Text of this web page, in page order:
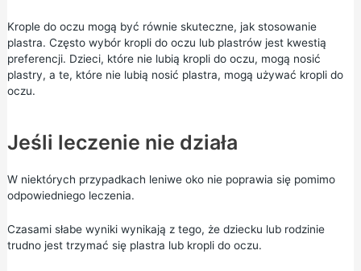
Krople do oczu mogą być równie skuteczne, jak stosowanie
plastra. Często wybór kropli do oczu lub plastrów jest kwestią
preferencji. Dzieci, które nie lubią kropli do oczu, mogą nosić
plastry, a te, które nie lubią nosić plastra, mogą używać kropli do
oczu.
Jeśli leczenie nie działa
W niektórych przypadkach leniwe oko nie poprawia się pomimo
odpowiedniego leczenia.
Czasami słabe wyniki wynikają z tego, że dziecku lub rodzinie
trudno jest trzymać się plastra lub kropli do oczu.